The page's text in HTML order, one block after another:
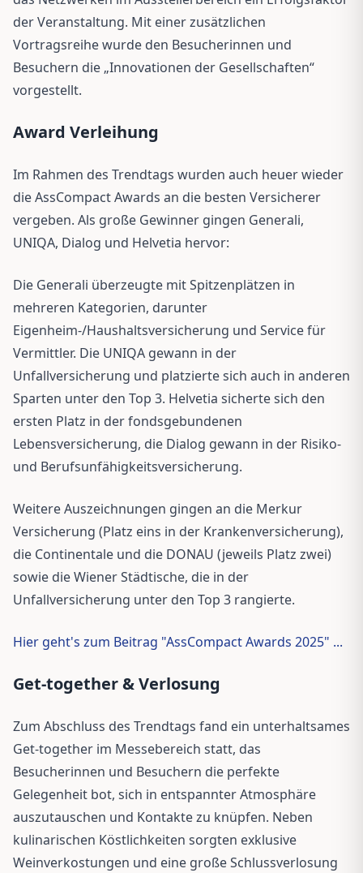
der Veranstaltung. Mit einer zusätzlichen
Vortragsreihe wurde den Besucherinnen und
Besuchern die „Innovationen der Gesellschaften“
vorgestellt.
Award Verleihung
Im Rahmen des Trendtags wurden auch heuer wieder
die AssCompact Awards an die besten Versicherer
vergeben. Als große Gewinner gingen Generali,
UNIQA, Dialog und Helvetia hervor:
Die Generali überzeugte mit Spitzenplätzen in
mehreren Kategorien, darunter
Eigenheim-/Haushaltsversicherung und Service für
Vermittler. Die UNIQA gewann in der
Unfallversicherung und platzierte sich auch in anderen
Sparten unter den Top 3. Helvetia sicherte sich den
ersten Platz in der fondsgebundenen
Lebensversicherung, die Dialog gewann in der Risiko-
und Berufsunfähigkeitsversicherung.
Weitere Auszeichnungen gingen an die Merkur
Versicherung (Platz eins in der Krankenversicherung),
die Continentale und die DONAU (jeweils Platz zwei)
sowie die Wiener Städtische, die in der
Unfallversicherung unter den Top 3 rangierte.
Hier geht's zum Beitrag "AssCompact Awards 2025" ...
Get-together & Verlosung
Zum Abschluss des Trendtags fand ein unterhaltsames
Get-together im Messebereich statt, das
Besucherinnen und Besuchern die perfekte
Gelegenheit bot, sich in entspannter Atmosphäre
auszutauschen und Kontakte zu knüpfen. Neben
kulinarischen Köstlichkeiten sorgten exklusive
Weinverkostungen und eine große Schlussverlosung